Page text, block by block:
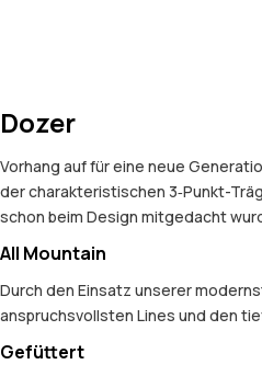
Dozer
Vorhang auf für eine neue
der charakteristischen 3‑Punkt-
schon beim Design mitgedacht
All Mountain
Durch den Einsatz unserer
anspruchsvollsten Lines und den
Gefüttert